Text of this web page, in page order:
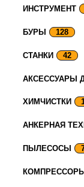
ИНСТРУМЕНТ
БУРЫ 128
СТАНКИ 42
АКСЕССУАРЫ
ХИМЧИСТКИ
АНКЕРНАЯ
ПЫЛЕСОСЫ